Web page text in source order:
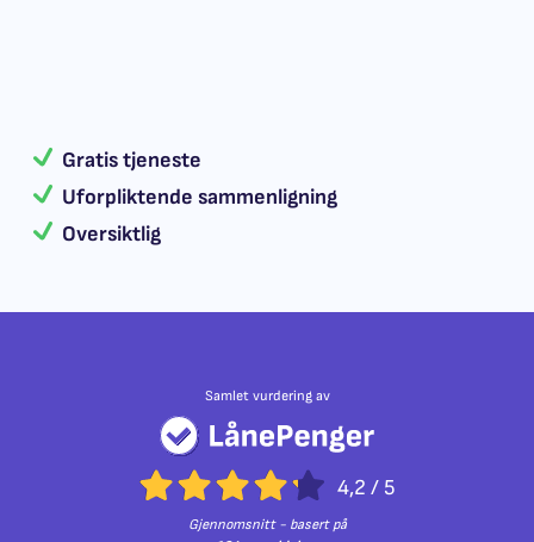
Gratis tjeneste
Uforpliktende sammenligning
Oversiktlig
Samlet vurdering av
4,2 / 5
Gjennomsnitt - basert på